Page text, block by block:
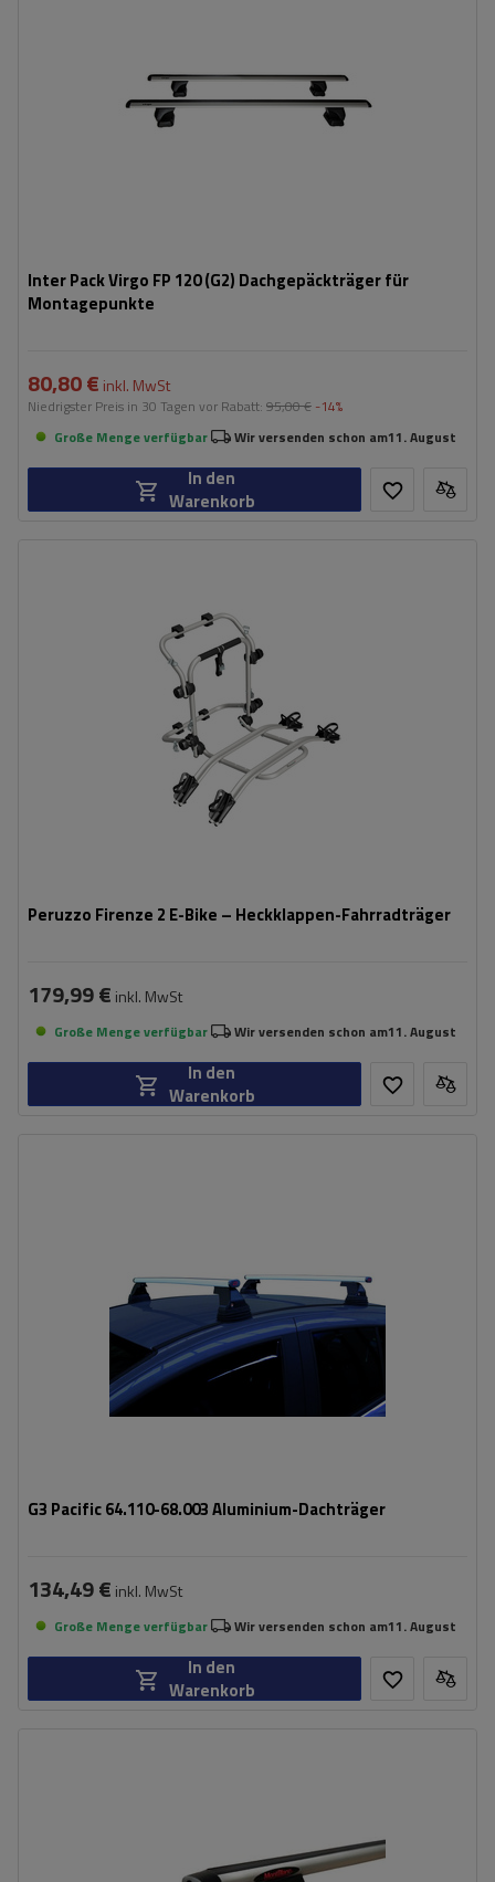
Inter Pack Virgo FP 120 (G2) Dachgepäckträger für
Montagepunkte
80,80 € inkl. MwSt
Niedrigster Preis in 30 Tagen vor Rabatt: 95,00 € -14%
Große Menge verfügbar
Wir versenden schon am11. August
In den
Warenkorb
Peruzzo Firenze 2 E-Bike – Heckklappen-Fahrradträger
45 kg
kompatibel mit Elektrofahrrädern
Aluminiumkonstruktion
179,99 € inkl. MwSt
Große Menge verfügbar Wir versenden schon am11. August
In den
Warenkorb
G3 Pacific 64.110-68.003 Aluminium-Dachträger
134,49 € inkl. MwSt
Große Menge verfügbar Wir versenden schon am11. August
In den
Warenkorb